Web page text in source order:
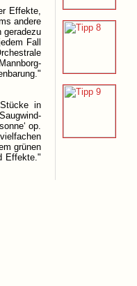
Effekte,
andere
geradezu
Fall
in
op.
grünen
Effekte."